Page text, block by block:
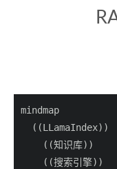
mindmap
  ((LLamaIndex))
    ((知识库))
    ((搜索引擎))